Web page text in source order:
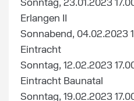
Sonntag, 23.01.2023
Erlangen II
Sonnabend, 04.02.2023
Eintracht
Sonntag, 12.02.2023
Eintracht Baunatal
Sonntag, 19.02.2023